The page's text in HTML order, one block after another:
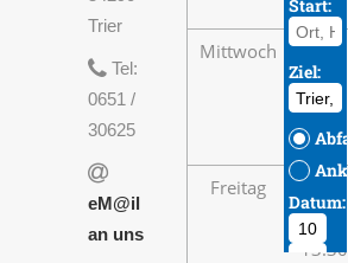
Trier
Tel:
0651 /
30625
eM@il
an uns
Uhr
Mittwoch
08:00
-
13:30
Uhr
Freitag
08:00
-
13:30